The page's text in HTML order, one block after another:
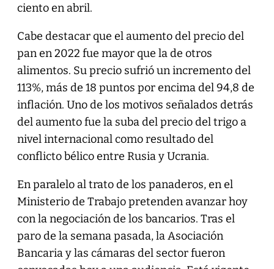
ciento en abril.
Cabe destacar que el aumento del precio del
pan en 2022 fue mayor que la de otros
alimentos. Su precio sufrió un incremento del
113%, más de 18 puntos por encima del 94,8 de
inflación. Uno de los motivos señalados detrás
del aumento fue la suba del precio del trigo a
nivel internacional como resultado del
conflicto bélico entre Rusia y Ucrania.
En paralelo al trato de los panaderos, en el
Ministerio de Trabajo pretenden avanzar hoy
con la negociación de los bancarios. Tras el
paro de la semana pasada, la Asociación
Bancaria y las cámaras del sector fueron